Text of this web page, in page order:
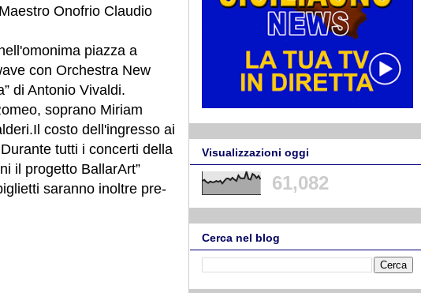
Onofrio Claudio
piazza a
con Orchestra New
di Antonio Vivaldi.
soprano Miriam
Il costo dell'ingresso ai
tutti i concerti della
il progetto BallarArt”
saranno inoltre pre-
Visualizzazioni oggi
61,082
Cerca nel blog